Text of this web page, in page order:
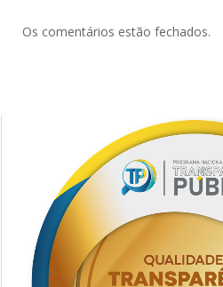
Os comentários estão fechados.